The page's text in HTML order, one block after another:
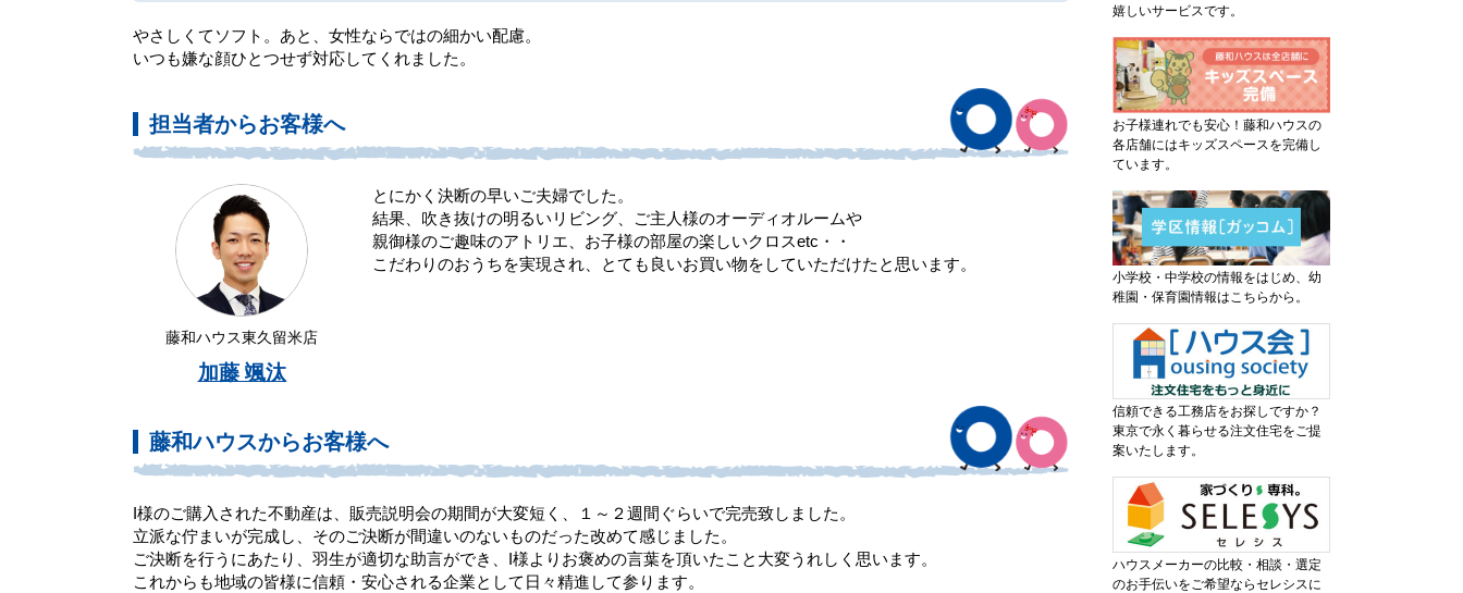
やさしくてソフト。あと、女性ならではの細かい配慮。
いつも嫌な顔ひとつせず対応してくれました。
担当者からお客様へ
藤和ハウス東久留米店
加藤 颯汰
とにかく決断の早いご夫婦でした。
結果、吹き抜けの明るいリビング、ご主人様のオーディオルームや
親御様のご趣味のアトリエ、お子様の部屋の楽しいクロスetc・・
こだわりのおうちを実現され、とても良いお買い物をしていただけたと思います。
藤和ハウスからお客様へ
I様のご購入された不動産は、販売説明会の期間が大変短く、１～２週間ぐらいで完売致しました。
立派な佇まいが完成し、そのご決断が間違いのないものだった改めて感じました。
ご決断を行うにあたり、羽生が適切な助言ができ、I様よりお褒めの言葉を頂いたこと大変うれしく思います。
これからも地域の皆様に信頼・安心される企業として日々精進して参ります。
嬉しいサービスです。
お子様連れでも安心！藤和ハウスの
各店舗にはキッズスペースを完備し
ています。
小学校・中学校の情報をはじめ、幼
稚園・保育園情報はこちらから。
信頼できる工務店をお探しですか？
東京で永く暮らせる注文住宅をご提
案いたします。
ハウスメーカーの比較・相談・選定
のお手伝いをご希望ならセレシスに